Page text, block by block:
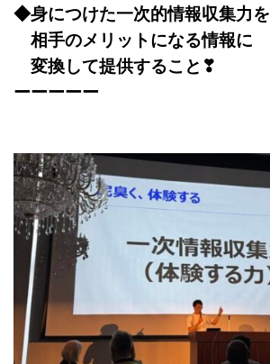
◆身につけた一次的情報収集力を
相手のメリットになる情報に
変換して提供すること❣
ーーーーー